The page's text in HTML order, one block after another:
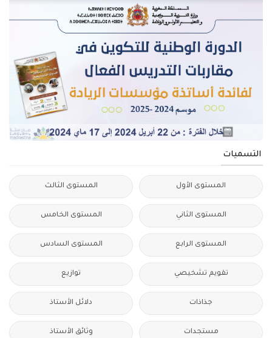
التسميات
المستوى الأول المستوى الثالث
المستوى الثاني المستوى الخامس
المستوى الرابع المستوى السادس
تقويم تشخيصي توازيع
جذاذات دلائل الأستاذ
مستجدات وثائق الأستاذ